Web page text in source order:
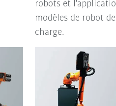
robots et
modèles de robot
charge.